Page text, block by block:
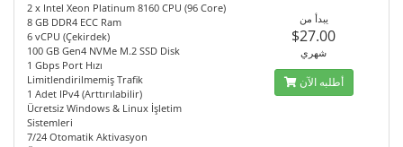
2 x Intel Xeon Platinum 8160 CPU (96 Core)
8 GB DDR4 ECC Ram
6 vCPU (Çekirdek)
100 GB Gen4 NVMe M.2 SSD Disk
1 Gbps Port Hızı
Limitlendirilmemiş Trafik
1 Adet IPv4 (Arttırılabilir)
Ücretsiz Windows & Linux İşletim
Sistemleri
7/24 Otomatik Aktivasyon
يبدأ من
$27.00
شهري
أطلبه الآن